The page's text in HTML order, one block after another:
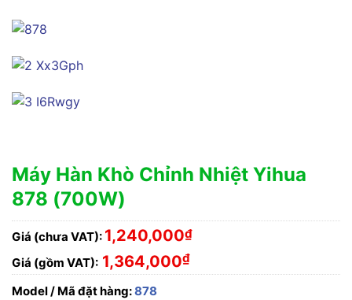
Máy Hàn Khò Chỉnh Nhiệt Yihua
878 (700W)
Giá (chưa VAT): 1,240,000₫
Giá (gồm VAT): 1,364,000₫
Model / Mã đặt hàng:878